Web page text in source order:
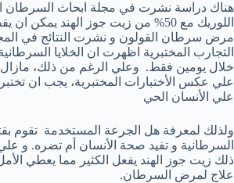
هناك دراسة نشرت في مجلة ابحاث السرطان
اللوريك مع 50% من زيت جوز الهند يمكن
مرض سرطان القولون و نشرت النتائج في
التجارب المختبرية اظهرت ان الخلايا
خلال يومين فقط. وعلي الرغم من ذلك، مازال
علي عكس الأختبارات المختبرية، يجب ان تختبر
علي الأنسان الحي
ولذلك لمعرفة هل الجرعة المستخدمة تقوم
السرطانية و تفيد صحة الأنسان أم تضره. و
ذلك زيت جوز الهند يفعل الكثير مما يعطي
علاج لمرض السرطان.